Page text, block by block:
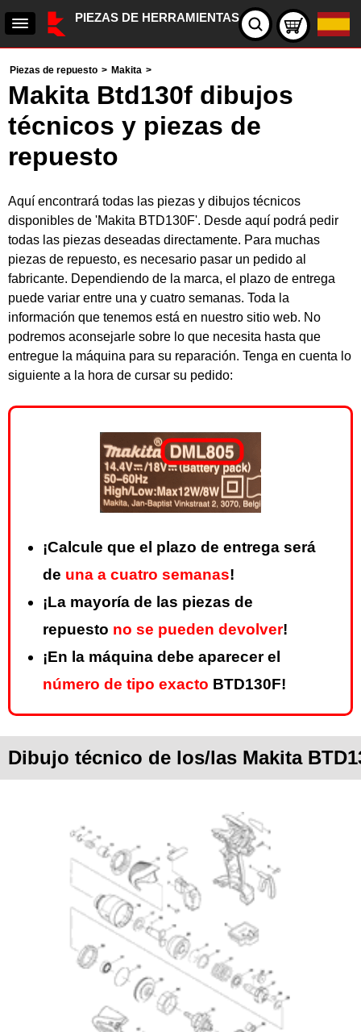
PIEZAS DE HERRAMIENTAS
Piezas de repuesto > Makita >
Makita Btd130f dibujos
técnicos y piezas de
repuesto
Aquí encontrará todas las piezas y dibujos técnicos
disponibles de 'Makita BTD130F'. Desde aquí podrá pedir
todas las piezas deseadas directamente. Para muchas
piezas de repuesto, es necesario pasar un pedido al
fabricante. Dependiendo de la marca, el plazo de entrega
puede variar entre una y cuatro semanas. Toda la
información que tenemos está en nuestro sitio web. No
podremos aconsejarle sobre lo que necesita hasta que
entregue la máquina para su reparación. Tenga en cuenta lo
siguiente a la hora de cursar su pedido:
¡Calcule que el plazo de entrega será
de una a cuatro semanas!
¡La mayoría de las piezas de
repuesto no se pueden devolver!
¡En la máquina debe aparecer el
número de tipo exacto BTD130F!
Dibujo técnico de los/las Makita